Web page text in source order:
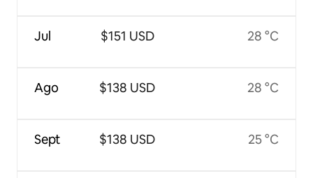
Jul
Ago
Sept
$151 USD
$138 USD
$138 USD
28 °C
28 °C
25 °C